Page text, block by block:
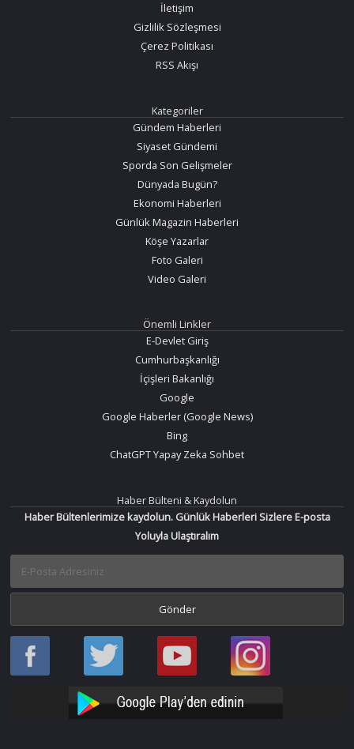
İletişim
Gizlilik Sözleşmesi
Çerez Politikası
RSS Akışı
Kategoriler
Gündem Haberleri
Siyaset Gündemi
Sporda Son Gelişmeler
Dünyada Bugün?
Ekonomi Haberleri
Günlük Magazin Haberleri
Köşe Yazarlar
Foto Galeri
Video Galeri
Önemli Linkler
E-Devlet Giriş
Cumhurbaşkanlığı
İçişleri Bakanlığı
Google
Google Haberler (Google News)
Bing
ChatGPT Yapay Zeka Sohbet
Haber Bülteni & Kaydolun
Haber Bültenlerimize kaydolun. Günlük Haberleri Sizlere E-posta
Yoluyla Ulaştıralım
Haber
Oku
Haber
Oku
Bir
Haber
YouTube
Bir
Haber
Instagram